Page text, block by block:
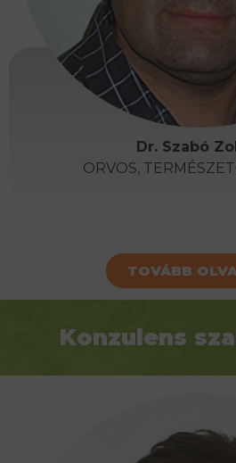
Dr. Szabó
ORVOS,
TOVÁBB
Konzulens